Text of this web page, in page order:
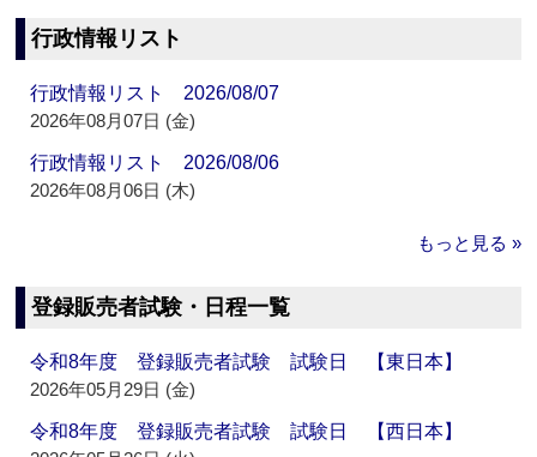
行政情報リスト
行政情報リスト 2026/08/07
2026年08月07日 (金)
行政情報リスト 2026/08/06
2026年08月06日 (木)
もっと見る »
登録販売者試験・日程一覧
令和8年度 登録販売者試験 試験日 【東日本】
2026年05月29日 (金)
令和8年度 登録販売者試験 試験日 【西日本】